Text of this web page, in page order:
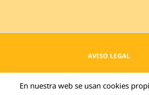
AVISO LEGAL
En nuestra web se usan cookies